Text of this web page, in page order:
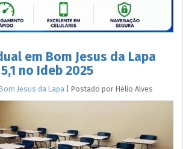
em Bom Jesus da Lapa
no Ideb 2025
Jesus da Lapa Postado por Hélio Alves